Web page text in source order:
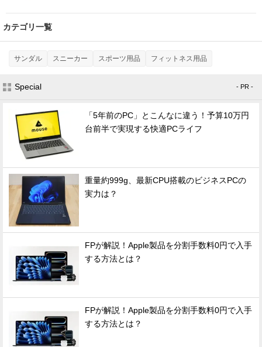
カテゴリ一覧
サンダル スニーカー スポーツ用品 フィットネス用品
Special - PR -
「5年前のPC」とこんなに違う！予算10万円
台前半で実現する快適PCライフ
重量約999g、最新CPU搭載のビジネスPCの
実力は？
FPが解説！Apple製品を分割手数料0円で入手
する方法とは？
FPが解説！Apple製品を分割手数料0円で入手
する方法とは？